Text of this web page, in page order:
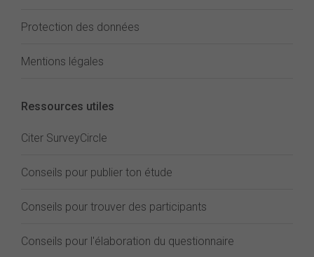
Protection des données
Mentions légales
Ressources utiles
Citer SurveyCircle
Conseils pour publier ton étude
Conseils pour trouver des participants
Conseils pour l'élaboration du questionnaire